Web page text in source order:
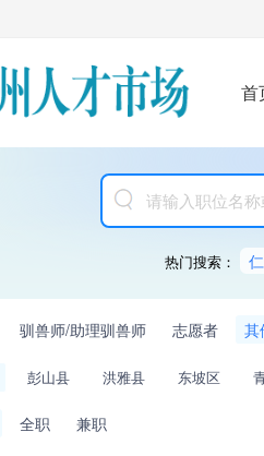
首
热门搜索：
驯兽师/助理驯兽师 志愿者 其
彭山县 洪雅县 东坡区
全职 兼职